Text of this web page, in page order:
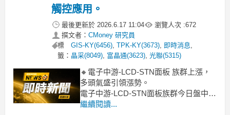
觸控應用。
最後更新於 2026.6.17 11:04 瀏覽人次 :672
撰文者： CMoney 研究員
標
籤：
GIS-KY(6456),TPK-KY(3673), 即時消息,
晶采(8049), 富晶通(3623),光聯(5315)
🔸電子中游-LCD-STN面板 族群上漲，
多頭氣盛引領漲勢。
電子中游-LCD-STN面板族群今日盤中表
現強勁，類股漲幅高達5.73%，領先大
繼續閱讀...